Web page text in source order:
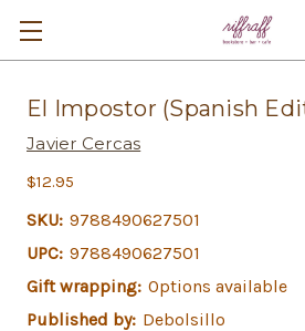
El Impostor (Spanish
Javier Cercas
$12.95
SKU: 9788490627501
UPC: 9788490627501
Gift wrapping: Options available
Published by: Debolsillo